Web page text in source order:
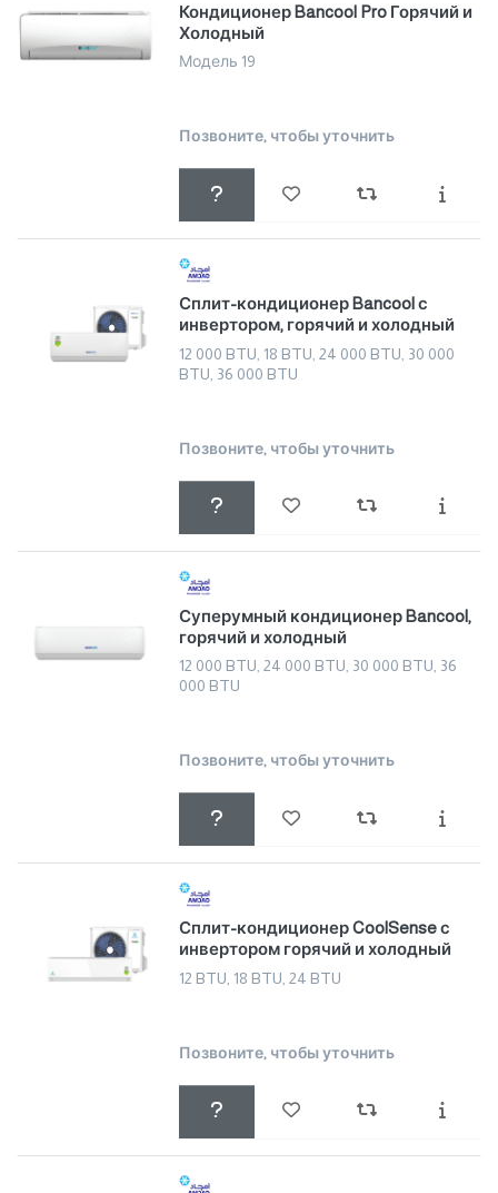
Кондиционер Bancool Pro Горячий и
Холодный
Модель 19
Позвоните, чтобы уточнить
Сплит-кондиционер Bancool с
инвертором, горячий и холодный
12 000 BTU, 18 BTU, 24 000 BTU, 30 000
BTU, 36 000 BTU
Позвоните, чтобы уточнить
Суперумный кондиционер Bancool,
горячий и холодный
12 000 BTU, 24 000 BTU, 30 000 BTU, 36
000 BTU
Позвоните, чтобы уточнить
Сплит-кондиционер CoolSense с
инвертором горячий и холодный
12 BTU, 18 BTU, 24 BTU
Позвоните, чтобы уточнить